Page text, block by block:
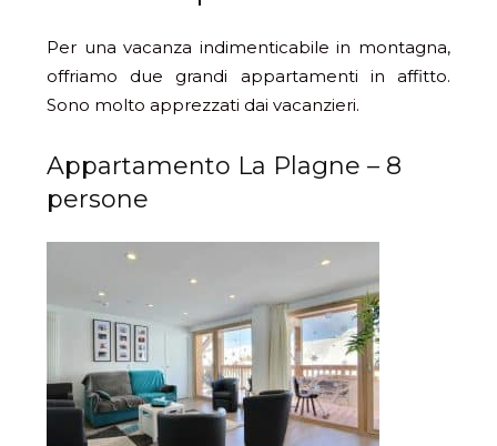
Per una vacanza indimenticabile in montagna,
offriamo due grandi appartamenti in affitto.
Sono molto apprezzati dai vacanzieri.
Appartamento La Plagne – 8
persone